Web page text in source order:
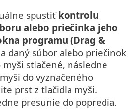
spustiťkontrolu
alebo priečinka jeho
programu (Drag &
daný súbor alebo priečinok
stlačené, následne
do vyznačeného
prst z tlačidla myši.
presunie do popredia.